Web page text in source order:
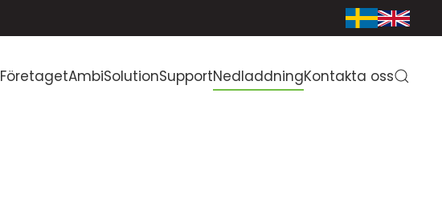
FöretagetAmbiSolutionSupportNedladdningKontakta oss